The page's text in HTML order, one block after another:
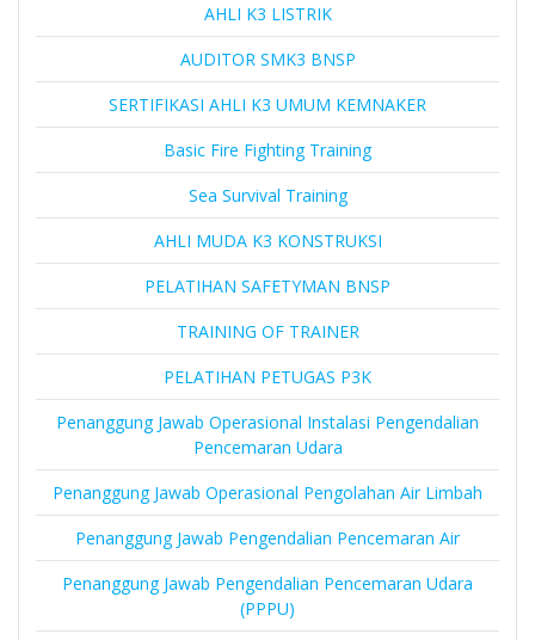
AHLI K3 LISTRIK
AUDITOR SMK3 BNSP
SERTIFIKASI AHLI K3 UMUM KEMNAKER
Basic Fire Fighting Training
Sea Survival Training
AHLI MUDA K3 KONSTRUKSI
PELATIHAN SAFETYMAN BNSP
TRAINING OF TRAINER
PELATIHAN PETUGAS P3K
Penanggung Jawab Operasional Instalasi Pengendalian
Pencemaran Udara
Penanggung Jawab Operasional Pengolahan Air Limbah
Penanggung Jawab Pengendalian Pencemaran Air
Penanggung Jawab Pengendalian Pencemaran Udara
(PPPU)